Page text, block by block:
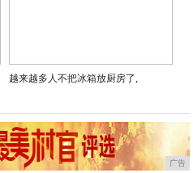
越来越多人不把冰箱放厨房了,
广告